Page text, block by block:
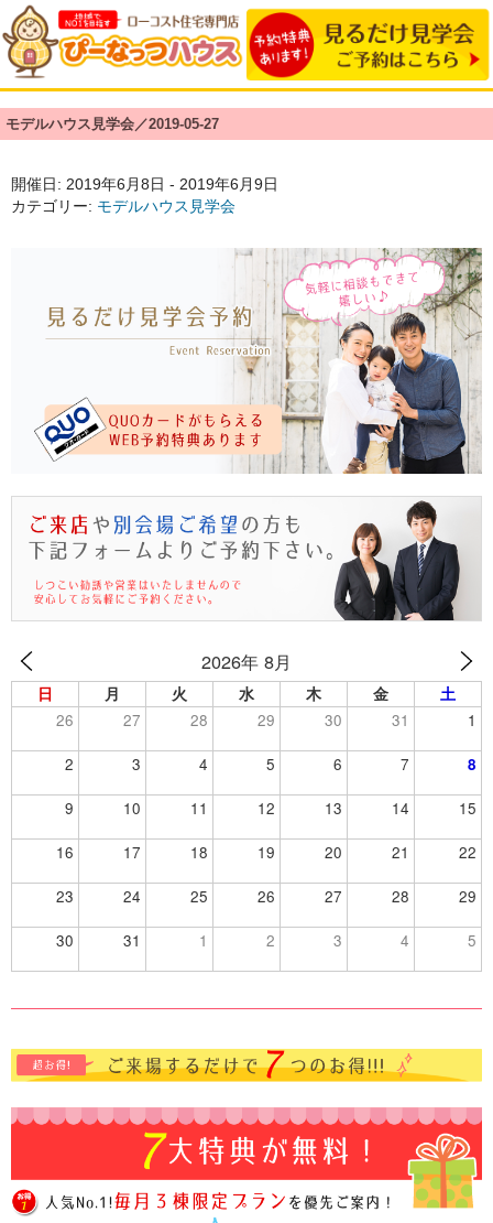
モデルハウス見学会／2019-05-27
開催日: 2019年6月8日 - 2019年6月9日
カテゴリー: モデルハウス見学会
2026年 8月
日 月 火 水 木 金
土
26
27 28 29 30 31 1
2 3 4 5 6 7 8
9 10 11 12 13 14 15
16 17 18 19 20 21 22
23 24 25 26 27 28 29
30 31 1 2 3 4 5